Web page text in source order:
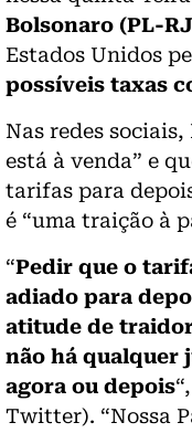
Bolsonaro (PL-
Estados Unidos
possíveis taxas
Nas redes
está à venda” e
tarifas para
é “uma traição à
“Pedir que o
adiado para
atitude de
não há qualquer
agora ou depois
Twitter). “Nossa